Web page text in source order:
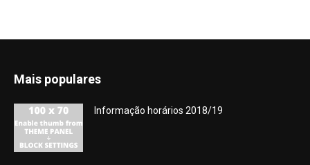
Mais populares
Informação horários 2018/19